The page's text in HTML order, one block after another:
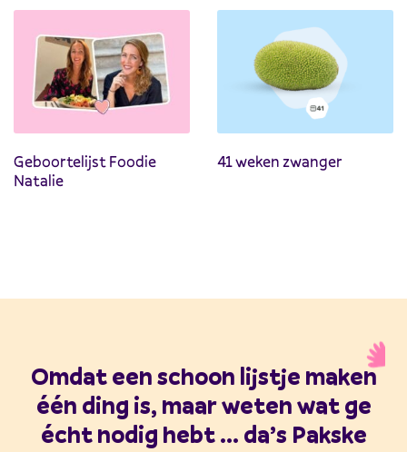
Geboortelijst Foodie
Natalie
41 weken zwanger
Omdat een schoon lijstje maken
één ding is, maar weten wat ge
écht nodig hebt ... da’s Pakske